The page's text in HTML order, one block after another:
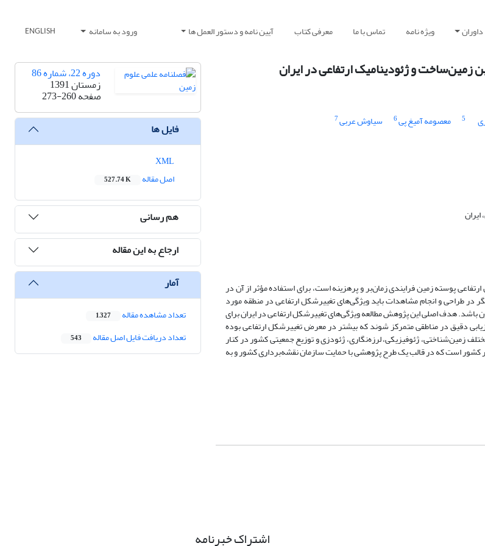
داوران ویژه نامه تماس با ما معرفی کتاب آیین نامه و دستور العمل ها ورود به سامانه ENGLISH
زمین‌ساخت و ژئودینامیک ارتفاعی در ایران
5 معصومه آمیغ پی6 سیاوش عربی7
پوسته زمین فرایندی زمان‌بر و پرهزینه است، برای استفاده مؤثر از آن در
طراحی و انجام مشاهدات باید ویژگی‌های تغییرشکل ارتفاعی در منطقه مورد
باشد. هدف اصلی این پژوهش مطالعه ویژگی‌های تغییرشکل ارتفاعی در ایران برای
دقیق در مناطقی متمرکز شوند که بیشتر در معرض تغییرشکل ارتفاعی بوده
زمین‌‌شناختی، ژئوفیزیکی، لرزه‌نگاری، ژئودزی و توزیع جمعیتی کشور در کنار
در کشور است که در قالب یک طرح پژوهشی با حمایت سازمان نقشه‌برداری کشور و به
دوره 22، شماره 86
زمستان 1391
صفحه273-260
فایل ها
اصل مقاله
527.74 K
هم رسانی
ارجاع به این مقاله
آمار
تعداد مشاهده مقاله 1,327
تعداد دریافت فایل اصل مقاله 543
اشتراک خبرنامه